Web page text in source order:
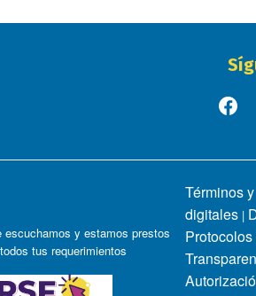
escuchamos y estamos prestos
tus requerimientos
Términos
digitales |